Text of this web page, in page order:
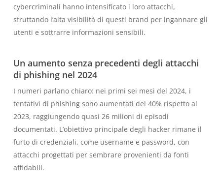
cybercriminali hanno intensificato i loro attacchi,
sfruttando l’alta visibilità di questi brand per ingannare gli
utenti e sottrarre informazioni sensibili.
Un aumento senza precedenti degli attacchi
di phishing nel 2024
I numeri parlano chiaro: nei primi sei mesi del 2024, i
tentativi di phishing sono aumentati del 40% rispetto al
2023, raggiungendo quasi 26 milioni di episodi
documentati. L’obiettivo principale degli hacker rimane il
furto di credenziali, come username e password, con
attacchi progettati per sembrare provenienti da fonti
affidabili.